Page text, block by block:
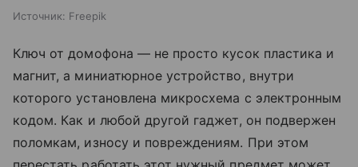
Источник: Freepik
Ключ от домофона — не просто кусок пластика и
магнит, а миниатюрное устройство, внутри
которого установлена микросхема с электронным
кодом. Как и любой другой гаджет, он подвержен
поломкам, износу и повреждениям. При этом